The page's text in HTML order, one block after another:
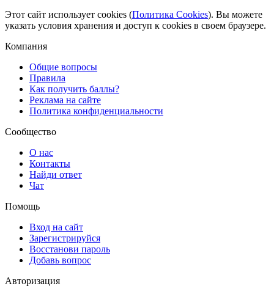
Этот сайт использует cookies (Политика Cookies). Вы можете
указать условия хранения и доступ к cookies в своем браузере.
Компания
Общие вопросы
Правила
Как получить баллы?
Реклама на сайте
Политика конфиденциальности
Сообщество
О нас
Контакты
Найди ответ
Чат
Помощь
Вход на сайт
Зарегистрируйся
Восстанови пароль
Добавь вопрос
Авторизация